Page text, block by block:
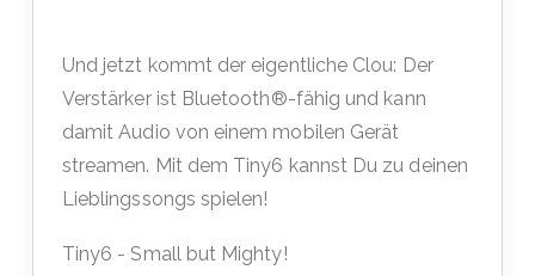
Und jetzt kommt der eigentliche Clou: Der
Verstärker ist Bluetooth®-fähig und kann
damit Audio von einem mobilen Gerät
streamen. Mit dem Tiny6 kannst Du zu deinen
Lieblingssongs spielen!
Tiny6 - Small but Mighty!